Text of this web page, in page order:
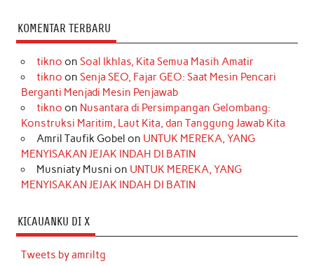
KOMENTAR TERBARU
tikno on Soal Ikhlas, Kita Semua Masih Amatir
tikno on Senja SEO, Fajar GEO: Saat Mesin Pencari
Berganti Menjadi Mesin Penjawab
tikno on Nusantara di Persimpangan Gelombang:
Konstruksi Maritim, Laut Kita, dan Tanggung Jawab Kita
Amril Taufik Gobel on UNTUK MEREKA, YANG
MENYISAKAN JEJAK INDAH DI BATIN
Musniaty Musni on UNTUK MEREKA, YANG
MENYISAKAN JEJAK INDAH DI BATIN
KICAUANKU DI X
Tweets by amriltg